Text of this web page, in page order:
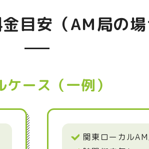
目安（AM局の
ケース（一例）
関東ローカル